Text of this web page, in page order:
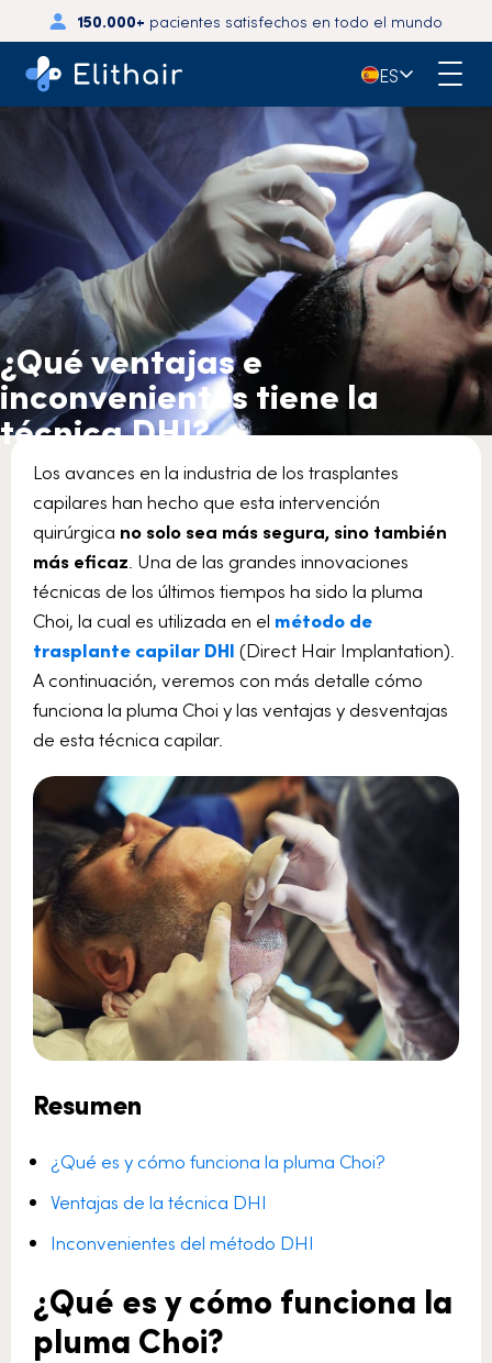
150.000+ pacientes satisfechos en todo el mundo
🇪🇸ES
¿Qué ventajas e
inconvenientes tiene la
técnica DHI?
Los avances en la industria de los trasplantes
capilares han hecho que esta intervención
quirúrgica no solo sea más segura, sino también
más eficaz. Una de las grandes innovaciones
técnicas de los últimos tiempos ha sido la pluma
Choi, la cual es utilizada en el método de
trasplante capilar DHI (Direct Hair Implantation).
A continuación, veremos con más detalle cómo
funciona la pluma Choi y las ventajas y desventajas
de esta técnica capilar.
Resumen
¿Qué es y cómo funciona la pluma Choi?
Ventajas de la técnica DHI
Inconvenientes del método DHI
¿Qué es y cómo funciona la
pluma Choi?